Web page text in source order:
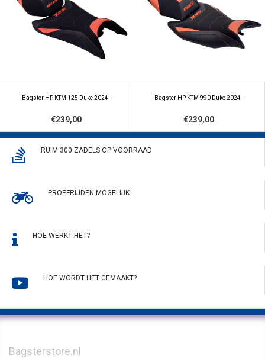
Bagster HP KTM 125 Duke 2024-
€239,00
Bagster HP KTM 990 Duke 2024-
€239,00
RUIM 300 ZADELS OP VOORRAAD
PROEFRIJDEN MOGELIJK
HOE WERKT HET?
HOE WORDT HET GEMAAKT?
Bagsterstore.nl